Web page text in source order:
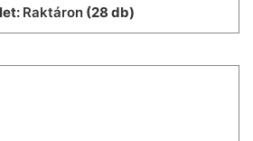
Raktáron(28 db)